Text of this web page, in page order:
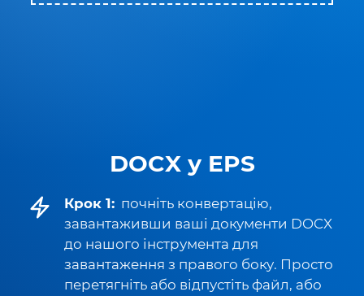
DOCX у EPS
Крок 1: почніть конвертацію,
завантаживши ваші документи DOCX
до нашого інструмента для
завантаження з правого боку. Просто
перетягніть або відпустіть файл, або